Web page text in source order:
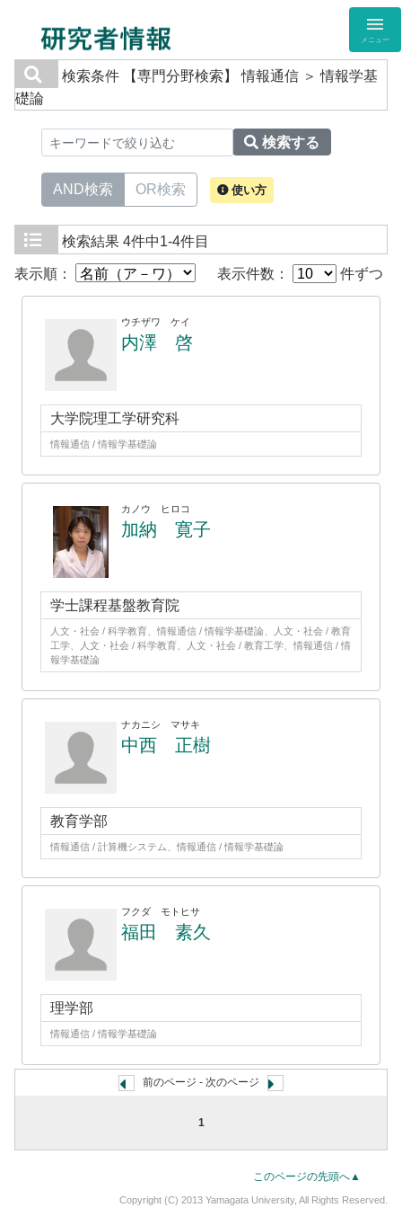
メニュー
検索条件
【専門分野検索】 情報通信 ＞ 情報学基
礎論
検索する
AND検索 OR検索 使い方
検索結果 4件中1-4件目
表示順： 表示件数： 件ずつ
ウチザワ ケイ
内澤 啓
大学院理工学研究科
情報通信 / 情報学基礎論
カノウ ヒロコ
加納 寛子
学士課程基盤教育院
人文・社会 / 科学教育、情報通信 / 情報学基礎論、人文・社会 / 教育
工学、人文・社会 / 科学教育、人文・社会 / 教育工学、情報通信 / 情
報学基礎論
ナカニシ マサキ
中西 正樹
教育学部
情報通信 / 計算機システム、情報通信 / 情報学基礎論
フクダ モトヒサ
福田 素久
理学部
情報通信 / 情報学基礎論
前のページ - 次のページ
1
このページの先頭へ▲
Copyright (C) 2013 Yamagata University, All Rights Reserved.